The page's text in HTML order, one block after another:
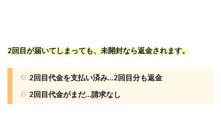
2回目が届いてしまっても、未開封なら返金されます。
2回目代金を支払い済み…2回目分も返金
2回目代金がまだ…請求なし